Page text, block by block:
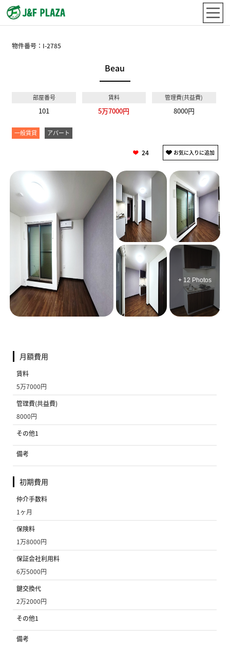
物件番号： I-2785
Beau
部屋番号
101
賃料
5万7000円
管理費(共益費)
8000円
一般賃貸 アパート
24
+ 12 Photos
月額費用
賃料
5万7000円
管理費(共益費)
8000円
その他1
備考
初期費用
仲介手数料
1ヶ月
保険料
1万8000円
保証会社利用料
6万5000円
鍵交換代
2万2000円
その他1
備考